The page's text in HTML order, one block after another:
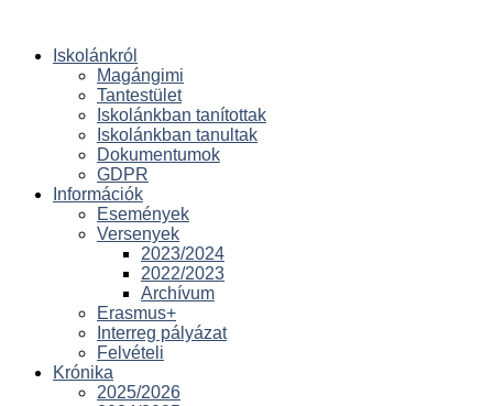
Iskolánkról
Magángimi
Tantestület
Iskolánkban tanítottak
Iskolánkban tanultak
Dokumentumok
GDPR
Információk
Események
Versenyek
2023/2024
2022/2023
Archívum
Erasmus+
Interreg pályázat
Felvételi
Krónika
2025/2026